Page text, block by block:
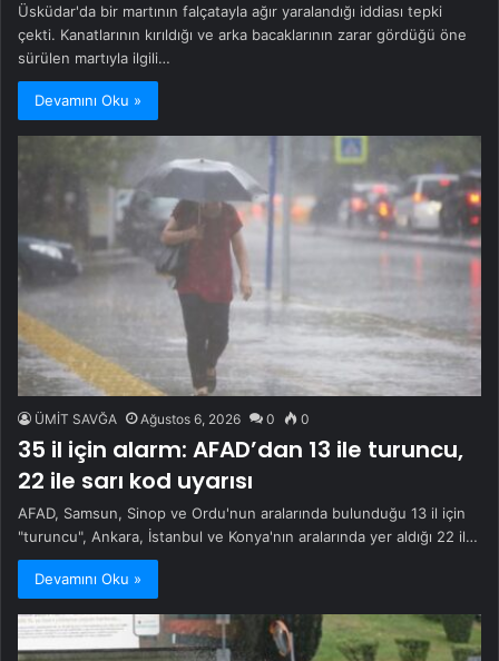
Üsküdar'da bir martının falçatayla ağır yaralandığı iddiası tepki
çekti. Kanatlarının kırıldığı ve arka bacaklarının zarar gördüğü öne
sürülen martıyla ilgili…
Devamını Oku »
ÜMİT SAVĞA Ağustos 6, 2026 0 0
35 il için alarm: AFAD’dan 13 ile turuncu,
22 ile sarı kod uyarısı
AFAD, Samsun, Sinop ve Ordu'nun aralarında bulunduğu 13 il için
"turuncu", Ankara, İstanbul ve Konya'nın aralarında yer aldığı 22 il…
Devamını Oku »